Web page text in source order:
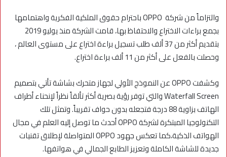
والتزاماً من شركة OPPO باحترام حقوق الملكية الفكرية واهتمامها
بجمع براءات الاختراع والاحتفاظ بها، قامت الشركة منذ يوليو 2019
بتقديم أكثر من 37 ألف طلب تسجيل براءة اختراع على مستوى العالم ،
وحصلت بالفعل على أكثر من 11 ألف براءة اختراع.
وكشفت OPPO عن النموذج الأولي لجهاز متحرك بشاشة تأتي بتصميم
Waterfall Screen والتي توفر رؤية بصرية أكثر تألقاً نظراً لإنحناء أطراف
الهاتف بزاوية 88 درجة فتجعله بدون حواف تقريباً. وتمثل تلك
التكنولوجيا المبتكرة لشركة OPPO أحدث ما توصل إليه العلم في مجال
الهواتف الذكية،كما تعكس جهود OPPO المتواصلة لإطلاق تقنيات
جديدة للشاشة الكاملة وتعزيز الطابع الجمالي في هواتفها.